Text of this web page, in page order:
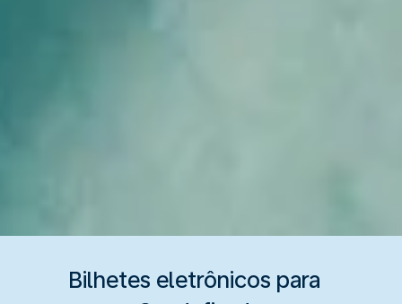
Bilhetes eletrônicos para